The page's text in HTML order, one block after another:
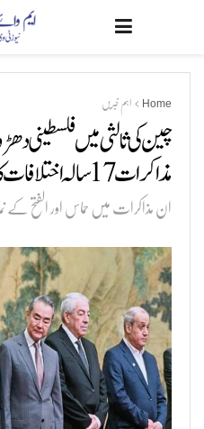
Home اہم خبریں
چین کی ثالثی میں فلسطینی
مذاکرات 17 سالہ اختلافات کا خاتمہ
ان مذاکرات میں حماس اور الفتح